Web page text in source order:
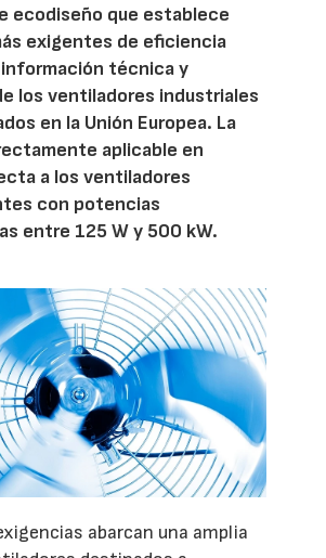
ecodiseño que establece
exigentes de eficiencia
técnica y
los ventiladores industriales
en la Unión Europea. La
aplicable en
a los ventiladores
con potencias
entre 125 W y 500 kW.
abarcan una amplia